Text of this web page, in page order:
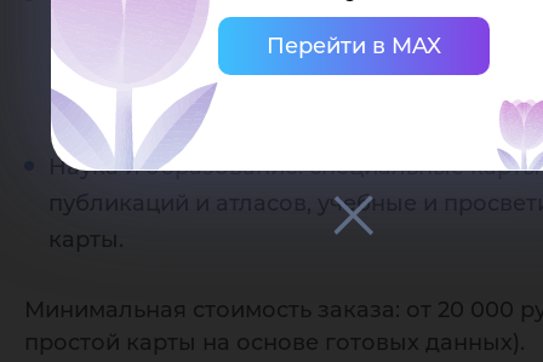
Перейти в MAX
недвижимостью: карты инвестиционной
привлекательности районов,
наложенной аналитикой.
Наука и образование: специальные
публикаций и атласов, учебные и
карты.
Минимальная стоимость заказа: от 20 000
простой карты на основе готовых данных).